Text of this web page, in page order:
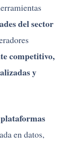
delsector
competitivo,
y
plataformas
endatos,